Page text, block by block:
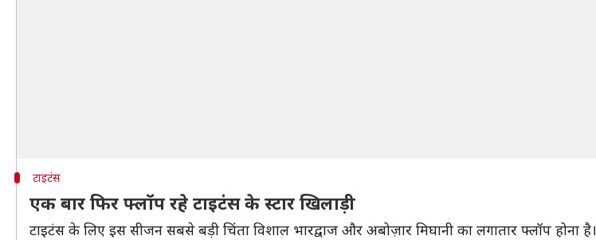
टाइटंस
एक बार फिर फ्लॉप रहे टाइटंस के स्टार खिलाड़ी
टाइटंस के लिए इस सीजन सबसे बड़ी चिंता विशाल भारद्वाज और अबोज़ार मिघानी का लगातार फ्लॉप होना है।